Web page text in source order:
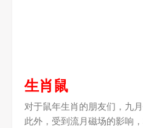
生肖鼠
对于鼠年生肖的朋友们，九
此外，受到流月磁场的影响